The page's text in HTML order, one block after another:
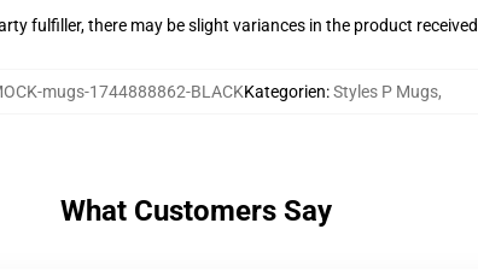
fulfiller, there may be slight variances in the product received
mugs-1744888862-BLACKKategorien:Styles P Mugs,
What Customers Say